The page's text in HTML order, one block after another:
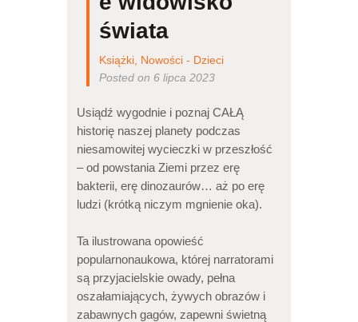
świata
Książki Nowości - Dzieci
Posted on 6 lipca 2023
Usiądź wygodnie i poznaj CAŁĄ
historię naszej planety podczas
niesamowitej wycieczki w przeszłość
– od powstania Ziemi przez erę
bakterii, erę dinozaurów… aż po erę
ludzi (krótką niczym mgnienie oka).
Ta ilustrowana opowieść
popularnonaukowa, której narratorami
są przyjacielskie owady, pełna
oszałamiających, żywych obrazów i
zabawnych gagów, zapewni świetną